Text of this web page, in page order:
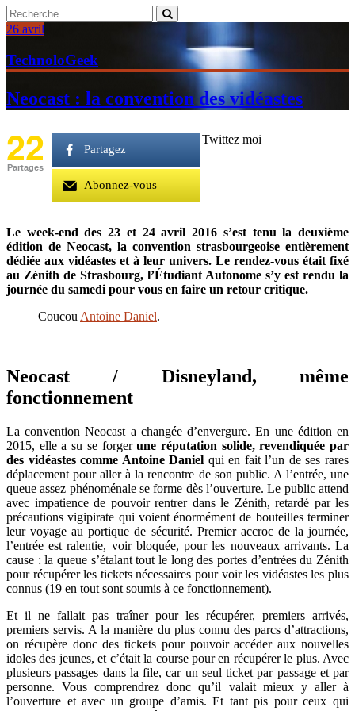
26 avril
TechnoloGeek
Neocast : la convention des vidéastes
22
Partages
Partagez
Twittez moi
Abonnez-vous
Le week-end des 23 et 24 avril 2016 s’est tenu la deuxième
édition de Neocast, la convention strasbourgeoise entièrement
dédiée aux vidéastes et à leur univers. Le rendez-vous était fixé
au Zénith de Strasbourg, l’Étudiant Autonome s’y est rendu la
journée du samedi pour vous en faire un retour critique.
Coucou Antoine Daniel.
Neocast / Disneyland, même
fonctionnement
La convention Neocast a changée d’envergure. En une édition en
2015, elle a su se forgerune réputation solide, revendiquée par
des vidéastes comme Antoine Daniel qui en fait l’un de ses rares
déplacement pour aller à la rencontre de son public. A l’entrée, une
queue assez phénoménale se forme dès l’ouverture. Le public attend
avec impatience de pouvoir rentrer dans le Zénith, retardé par les
précautions vigipirate qui voient énormément de bouteilles terminer
leur voyage au portique de sécurité. Premier accroc de la journée,
l’entrée est ralentie, voir bloquée, pour les nouveaux arrivants. La
cause : la queue s’étalant tout le long des portes d’entrées du Zénith
pour récupérer les tickets nécessaires pour voir les vidéastes les plus
connus (19 en tout sont soumis à ce fonctionnement).
Et il ne fallait pas traîner pour les récupérer, premiers arrivés,
premiers servis. A la manière du plus connu des parcs d’attractions,
on récupère donc des tickets pour pouvoir accéder aux nouvelles
idoles des jeunes, et c’était la course pour en récupérer le plus. Avec
plusieurs passages dans la file, car un seul ticket par passage et par
personne. Vous comprendrez donc qu’il valait mieux y aller à
l’ouverture et avec un groupe d’amis. Et tant pis pour ceux qui